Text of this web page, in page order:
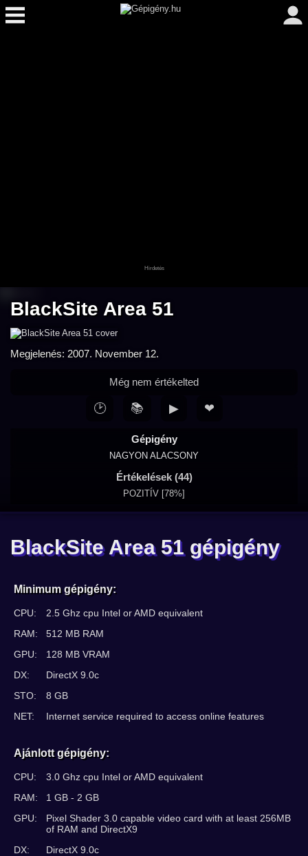
BlackSite Area 51
Megjelenés: 2007. November 12.
Gépigény
NAGYON ALACSONY
Értékelések (44)
POZITÍV [78%]
Még nem értékelted
🕑 📚 ▶ ❤
BlackSite Area 51 gépigény
Minimum gépigény:
CPU:
2.5 Ghz cpu Intel or AMD equivalent
RAM:
512 MB RAM
GPU:
128 MB VRAM
DX:
DirectX 9.0c
STO:
8 GB
NET:
Internet service required to access online features
Ajánlott gépigény:
CPU:
3.0 Ghz cpu Intel or AMD equivalent
RAM:
1 GB - 2 GB
GPU:
Pixel Shader 3.0 capable video card with at least 256MB
of RAM and DirectX9
DX:
DirectX 9.0c